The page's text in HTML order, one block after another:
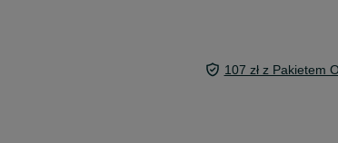
107 zł z Pakietem